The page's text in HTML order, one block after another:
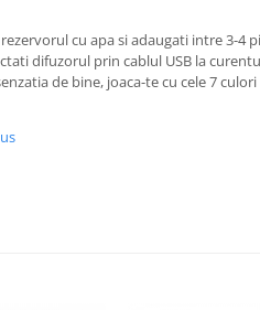
cu apa si adaugati intre 3-4
difuzorul prin cablul USB la
de bine, joaca-te cu cele 7